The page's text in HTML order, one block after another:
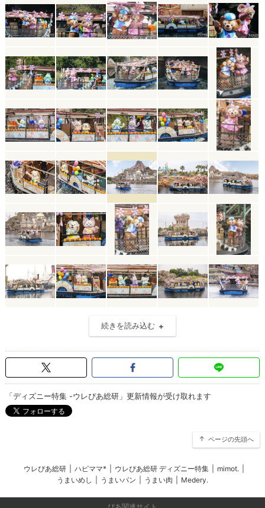
続きを読み込む
「ディズニー特集 -ウレぴあ総研」更新情報が受け取れます
ページの先頭へ
ウレぴあ総研 ハピママ* ウレぴあ総研 ディズニー特集 mimot.
うまいめし
うまいパン うまい肉 Medery.